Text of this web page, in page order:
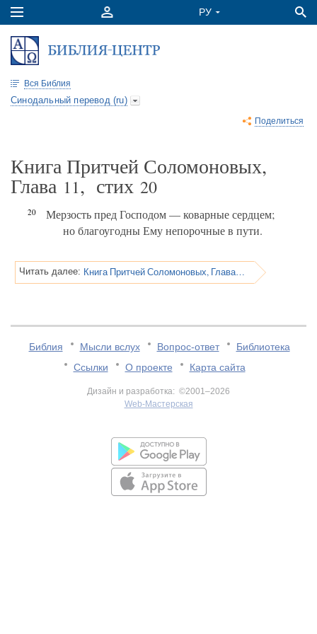
Вся Библия
Синодальный перевод (ru)
Поделиться
Книга Притчей Соломоновых,
Глава 11, стих 20
20
Мерзость пред Господом — коварные сердцем;
но благоугодны Ему непорочные в пути.
Читать далее: Книга Притчей Соломоновых, Глава 11
Библия Мысли вслух Вопрос-ответ
Библиотека
Ссылки
О проекте Карта сайта
Дизайн и разработка: ©2001–2026
Web-Мастерская